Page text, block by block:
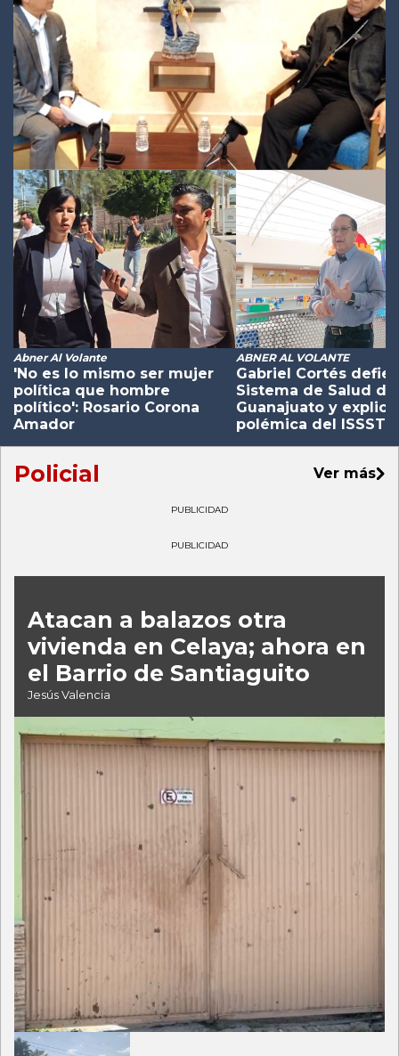
Abner Al Volante
'No es lo mismo ser mujer
política que hombre
político': Rosario Corona
Amador
ABNER AL VOLANTE
Gabriel Cortés
Sistema de Salud de
Guanajuato y
polémica del ISSSTE
Policial Ver más
PUBLICIDAD
PUBLICIDAD
Atacan a balazos otra
vivienda en Celaya; ahora en
el Barrio de Santiaguito
Jesús Valencia